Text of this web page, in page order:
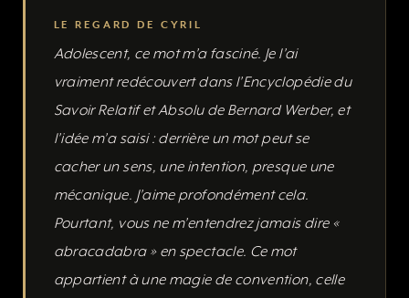
LE REGARD DE CYRIL
Adolescent, ce mot m’a fasciné. Je l’ai
vraiment redécouvert dans l’Encyclopédie du
Savoir Relatif et Absolu de Bernard Werber, et
l’idée m’a saisi : derrière un mot peut se
cacher un sens, une intention, presque une
mécanique. J’aime profondément cela.
Pourtant, vous ne m’entendrez jamais dire «
abracadabra » en spectacle. Ce mot
appartient à une magie de convention, celle